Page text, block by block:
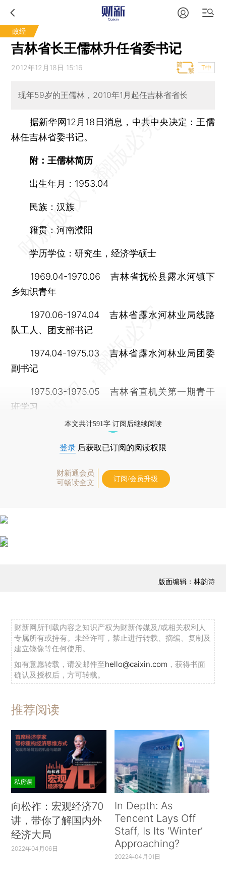
政经
吉林省长王儒林升任省委书记
2012年12月18日 15:16 T中
现年59岁的王儒林，2010年1月起任吉林省省长
据新华网12月18日消息，中共中央决定：王儒
林任吉林省委书记。
附：王儒林简历
出生年月：1953.04
民族：汉族
籍贯：河南濮阳
学历学位：研究生，经济学硕士
1969.04-1970.06 吉林省抚松县露水河镇下
乡知识青年
1970.06-1974.04 吉林省露水河林业局线路
队工人、团支部书记
1974.04-1975.03 吉林省露水河林业局团委
副书记
1975.03-1975.05 吉林省直机关第一期青干
班学习
本文共计591字 订阅后继续阅读
登录 后获取已订阅的阅读权限
财新通会员
可畅读全文
订阅/会员升级
版面编辑：林韵诗
财新网所刊载内容之知识产权为财新传媒及/或相关权利人
专属所有或持有。未经许可，禁止进行转载、摘编、复制及
建立镜像等任何使用。
如有意愿转载，请发邮件至hello@caixin.com ，获得书面
确认及授权后，方可转载。
推荐阅读
私房课
向松祚：宏观经济70
讲，带你了解国内外
经济大局
2022年04月06日
In Depth: As
Tencent Lays Off
Staff, Is Its ‘Winter’
Approaching?
2022年04月01日